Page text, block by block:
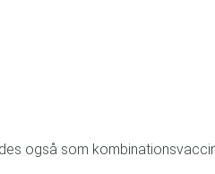
også som